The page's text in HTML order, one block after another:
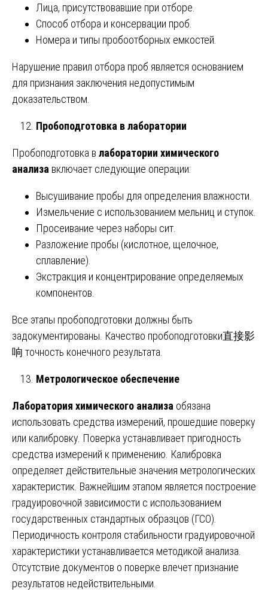
Лица, присутствовавшие при отборе.
Способ отбора и консервации проб.
Номера и типы пробоотборных емкостей.
Нарушение правил отбора проб является основанием
для признания заключения недопустимым
доказательством.
Пробоподготовка в лаборатории
Пробоподготовка в лаборатории химического
анализа включает следующие операции:
Высушивание пробы для определения влажности.
Измельчение с использованием мельниц и ступок.
Просеивание через наборы сит.
Разложение пробы (кислотное, щелочное,
сплавление).
Экстракция и концентрирование определяемых
компонентов.
Все этапы пробоподготовки должны быть
задокументированы. Качество пробоподготовки直接影
响 точность конечного результата.
Метрологическое обеспечение
Лаборатория химического анализа обязана
использовать средства измерений, прошедшие поверку
или калибровку. Поверка устанавливает пригодность
средства измерений к применению. Калибровка
определяет действительные значения метрологических
характеристик. Важнейшим этапом является построение
градуировочной зависимости с использованием
государственных стандартных образцов (ГСО).
Периодичность контроля стабильности градуировочной
характеристики устанавливается методикой анализа.
Отсутствие документов о поверке влечет признание
результатов недействительными.